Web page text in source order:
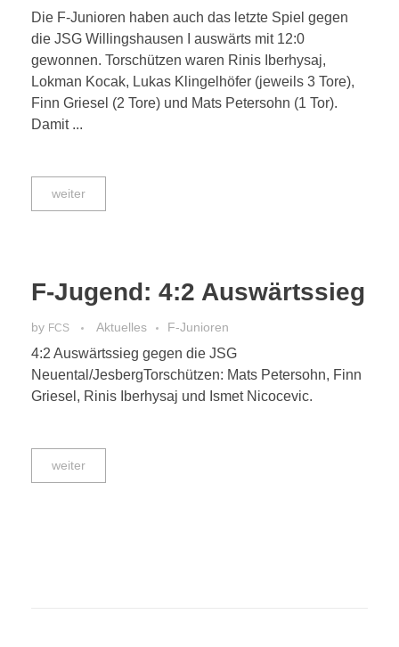
Die F-Junioren haben auch das letzte Spiel gegen
die JSG Willingshausen I auswärts mit 12:0
gewonnen. Torschützen waren Rinis Iberhysaj,
Lokman Kocak, Lukas Klingelhöfer (jeweils 3 Tore),
Finn Griesel (2 Tore) und Mats Petersohn (1 Tor).
Damit ...
weiter
F-Jugend: 4:2 Auswärtssieg
by FCS Aktuelles F-Junioren
4:2 Auswärtssieg gegen die JSG
Neuental/JesbergTorschützen: Mats Petersohn, Finn
Griesel, Rinis Iberhysaj und Ismet Nicocevic.
weiter